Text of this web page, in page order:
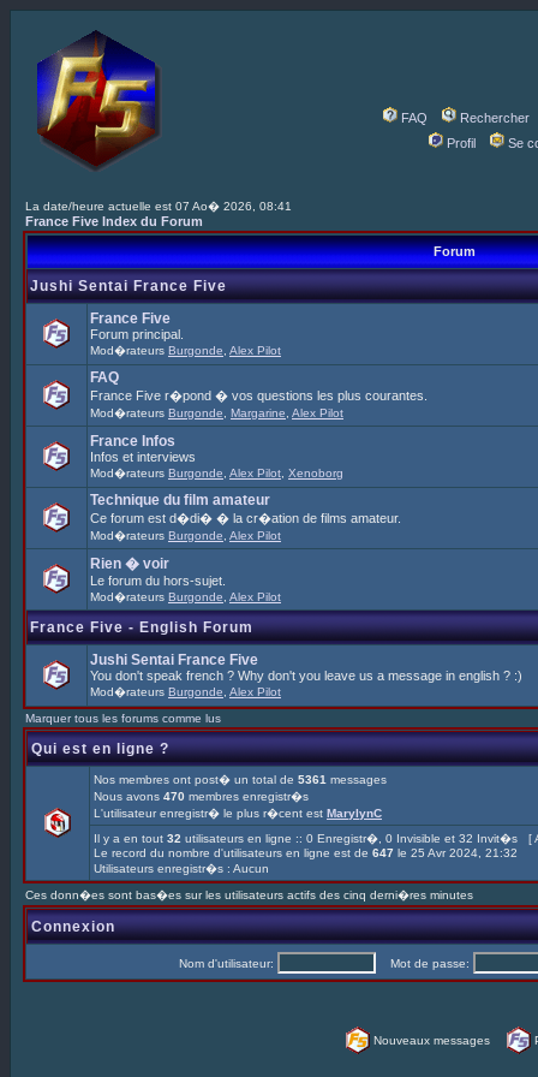
FAQ
Rechercher
Profil
Se
La date/heure actuelle est 07 Ao� 2026, 08:41
France Five Index du Forum
Forum
Jushi Sentai France Five
France Five
Forum principal.
Mod�rateurs Burgonde Alex Pilot
FAQ
France Five r�pond � vos questions les plus courantes.
Mod�rateurs Burgonde Margarine Alex Pilot
France Infos
Infos et interviews
Mod�rateurs Burgonde Alex Pilot Xenoborg
Technique du film amateur
Ce forum est d�di� � la cr�ation de films amateur.
Mod�rateurs Burgonde Alex Pilot
Rien � voir
Le forum du hors-sujet.
Mod�rateurs Burgonde Alex Pilot
France Five - English Forum
Jushi Sentai France Five
You don't speak french ? Why don't you leave us a message in english ? :)
Mod�rateurs Burgonde Alex Pilot
Marquer tous les forums comme lus
Qui est en ligne ?
Nos membres ont post� un total de 5361 messages
Nous avons 470 membres enregistr�s
L'utilisateur enregistr� le plus r�cent est MarylynC
Il y a en tout 32 utilisateurs en ligne :: 0 Enregistr�, 0 Invisible et 32 Invit�s [
Le record du nombre d'utilisateurs en ligne est de 647 le 25 Avr 2024, 21:32
Utilisateurs enregistr�s : Aucun
Ces donn�es sont bas�es sur les utilisateurs actifs des cinq derni�res minutes
Connexion
Nom d'utilisateur: Mot de passe:
Nouveaux messages